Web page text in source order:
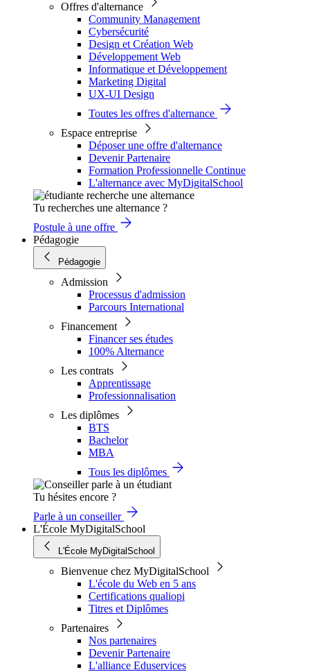
Offres d'alternance
Community Management
Cybersécurité
Design et Création Web
Développement Web
Informatique et Développement
Marketing Digital
UX-UI Design
Toutes les offres d'alternance
Espace entreprise
Déposer une offre d'alternance
Devenir Partenaire
Formation Professionnelle Continue
L'alternance avec MyDigitalSchool
Tu recherches une alternance ?
Postule à une offre
Pédagogie
Pédagogie
Admission
Processus d'admission
Parcours International
Financement
Financer ses études
100% Alternance
Les contrats
Apprentissage
Professionnalisation
Les diplômes
BTS
Bachelor
MBA
Tous les diplômes
Tu hésites encore ?
Parle à un conseiller
L'École MyDigitalSchool
L'École MyDigitalSchool
Bienvenue chez MyDigitalSchool
L'école du Web en 5 ans
Certifications qualiopi
Titres et Diplômes
Partenaires
Nos partenaires
Devenir Partenaire
L'alliance Eduservices